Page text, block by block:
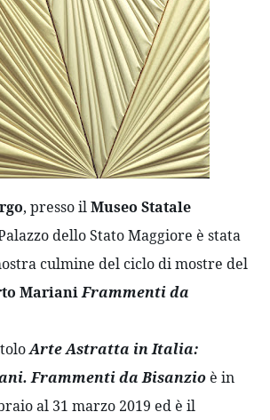
, presso il Museo Statale
dello Stato Maggiore è stata
culmine del ciclo di mostre del
MarianiFrammenti da
Arte Astratta in Italia:
Frammenti da Bisanzio è in
al 31 marzo 2019 ed è il